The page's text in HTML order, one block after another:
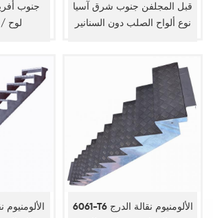
جنوب
لوح /
قبل المجلفن جنوب شرق آسيا
نوع ألواح الصلب دون السنانير
6061-T6 الألومنيوم نقالة الدرج